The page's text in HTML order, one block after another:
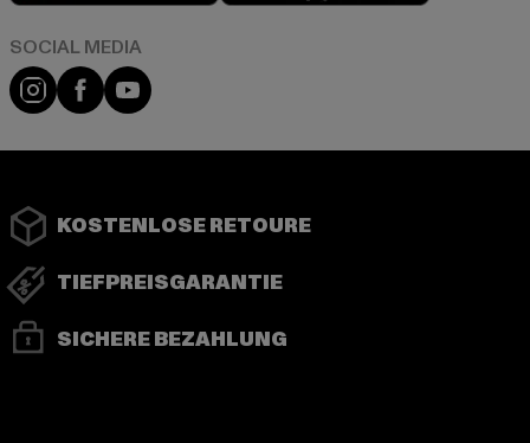
Instagram
FacebookYouTube
KOSTENLOSE RETOURE
TIEFPREISGARANTIE
SICHERE BEZAHLUNG